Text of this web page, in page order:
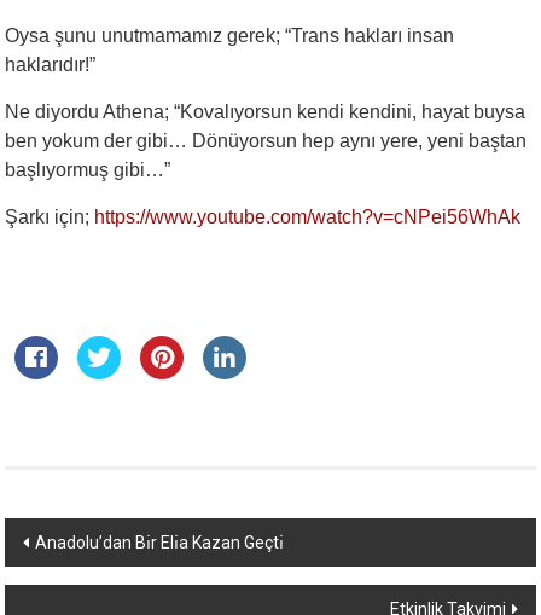
Oysa şunu unutmamamız gerek; “Trans hakları insan
haklarıdır!”
Ne diyordu Athena; “Kovalıyorsun kendi kendini, hayat buysa
ben yokum der gibi… Dönüyorsun hep aynı yere, yeni baştan
başlıyormuş gibi…”
Şarkı için; https://www.youtube.com/watch?v=cNPei56WhAk
Yazı
dolaşımı
Anadolu’dan Bı̇r Elı̇a Kazan Geçtı̇
Etkinlik Takvimi